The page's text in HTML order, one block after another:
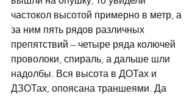
частокол высотой примерно в метр, а
за ним пять рядов различных
препятствий – четыре ряда колючей
проволоки, спираль, а дальше шли
надолбы. Вся высота в ДОТах и
ДЗОТах, опоясана траншеями. Да